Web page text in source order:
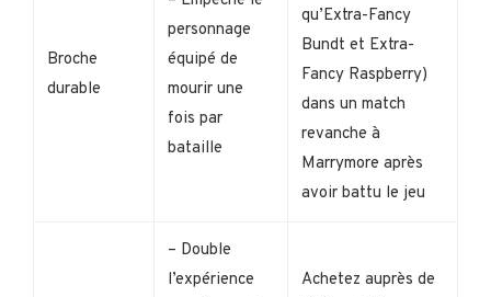
Broche
durable
personnage
équipé de
mourir une
fois par
bataille
qu’Extra-Fancy
Bundt et Extra-
Fancy Raspberry)
dans un match
revanche à
Marrymore après
avoir battu le jeu
– Double
l’expérience
Achetez auprès de